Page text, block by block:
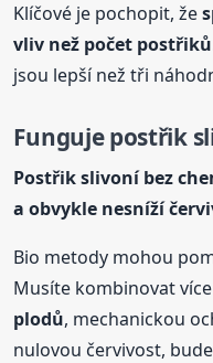
Klíčové je pochopit, že
vliv než počet postřiků
jsou lepší než tři
Fungujepostřik
Postřikslivoní bez
a obvykle nesníží
Bio metody mohou
Musíte kombinovat
plodů, mechanickou
nulovou červivost,